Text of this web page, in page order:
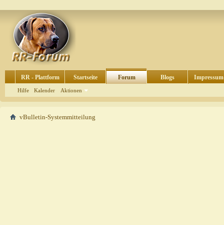
RR - Plattform Startseite Forum
Hilfe Kalender Aktionen
Blogs Impressum
vBulletin-Systemmitteilung